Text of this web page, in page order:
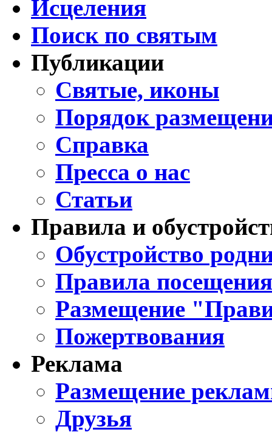
Исцеления
Поиск по святым
Публикации
Святые, иконы
Порядок
Справка
Пресса о нас
Статьи
Правила и
Обустройство
Правила
Размещение
Пожертвования
Реклама
Размещение
Друзья